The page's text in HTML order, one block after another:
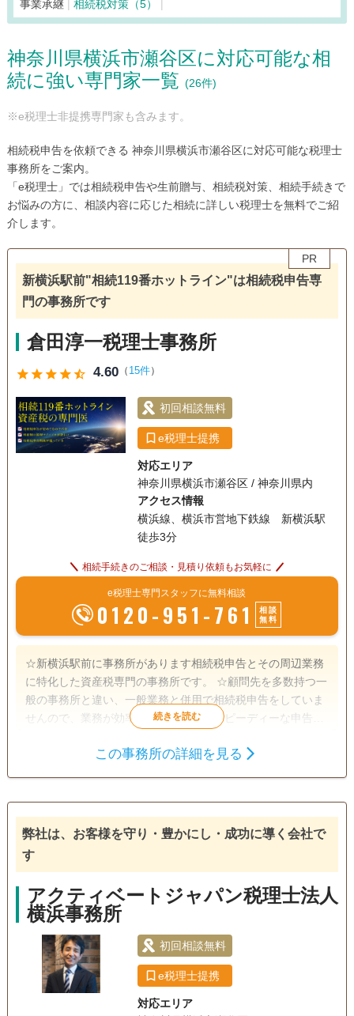
湯河原町（15） 横須賀市（128）
横浜市神奈川区（185） 横浜市金沢区（69）
横浜市港南区（97） 横浜市港北区（160）
横浜市都筑区（62） 横浜市鶴見区（96）
横浜市戸塚区（98）
横浜市中区（423）
横浜市西区（178）
横浜市緑区（71） 横浜市南区（134）
事業承継
相続税対策（5）
神奈川県横浜市瀬谷区に対応可能な相
続に強い専門家一覧 (26件)
※e税理士非提携専門家も含みます。
相続税申告を依頼できる 神奈川県横浜市瀬谷区に対応可能な税理士
事務所をご案内。
「e税理士」では相続税申告や生前贈与、相続税対策、相続手続きで
お悩みの方に、相談内容に応じた相続に詳しい税理士を無料でご紹
介します。
PR
新横浜駅前"相続119番ホットライン"は相続税申告専
門の事務所です
倉田淳一税理士事務所
starstarstarstarstar_half 4.60（ 15件）
初回相談無料
e税理士提携
対応エリア
神奈川県横浜市瀬谷区 / 神奈川県内
アクセス情報
横浜線、横浜市営地下鉄線 新横浜駅
徒歩3分
相続手続きのご相談・見積り依頼もお気軽に
e税理士専門スタッフに無料相談
0120-951-761
相談
無料
☆新横浜駅前に事務所があります相続税申告とその周辺業務
に特化した資産税専門の事務所です。 ☆顧問先を多数持つ一
般の事務所と違い、一般業務と併用で相続税申告をしていま
せんので、業務が効率化されており、スピーディーな申告を
有しますので、土地評価の見立てだけでなく、金融・保険の
ます。 ☆税務調査対策に有効といわれている書面添付制度に
で、ご要望に沿った申告ができます。 ☆令和5年には相鉄線
利になります。 ☆事務所設立の趣旨に鑑み相続人間での係争
案件はお取り扱いしていません。
生前贈与
戸籍収集 相続税対策 相続人調査
電話相談可
18時以降相談可 オンライン面談可 事務所面談可
この事務所の詳細を見る
弊社は、お客様を守り・豊かにし・成功に導く会社で
す
アクティベートジャパン税理士法人
横浜事務所
初回相談無料
e税理士提携
対応エリア